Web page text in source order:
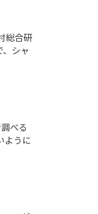
シャ
ように